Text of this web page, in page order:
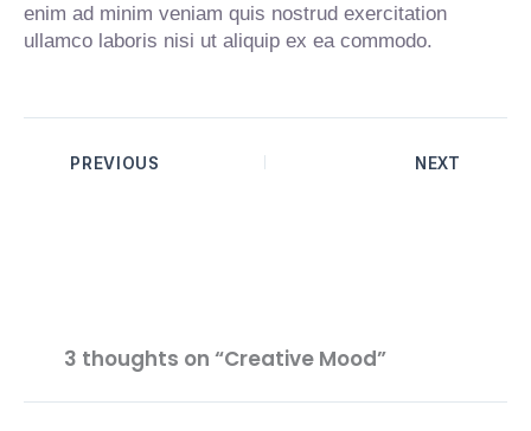
enim ad minim veniam quis nostrud exercitation
ullamco laboris nisi ut aliquip ex ea commodo.
PREVIOUS NEXT
3 thoughts on “Creative Mood”